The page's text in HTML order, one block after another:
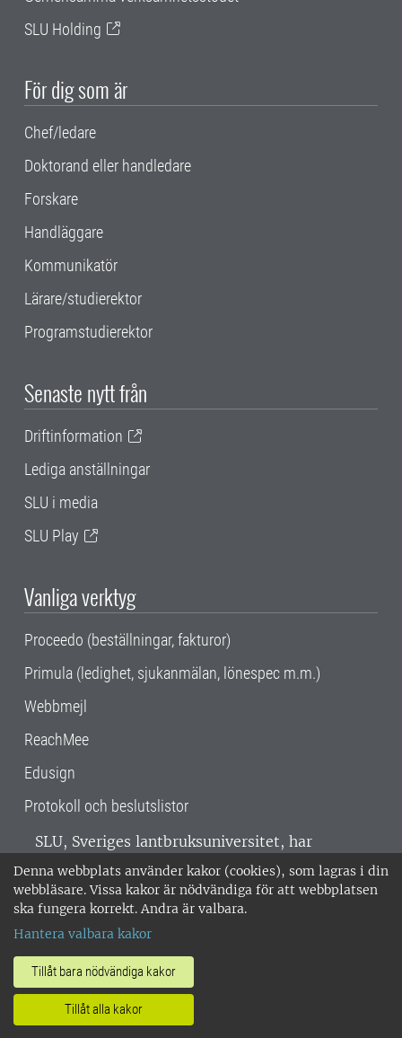
Denna webbplats använder kakor (cookies), som lagras i din
webbläsare. Vissa kakor är nödvändiga för att webbplatsen
ska fungera korrekt. Andra är valbara.
Hantera valbara kakor
Tillåt bara nödvändiga kakor
Tillåt alla kakor
SLU Holding
För dig som är
Chef/ledare
Doktorand eller handledare
Forskare
Handläggare
Kommunikatör
Lärare/studierektor
Programstudierektor
Senaste nytt från
Driftinformation
Lediga anställningar
SLU i media
SLU Play
Vanliga verktyg
Proceedo (beställningar, fakturor)
Primula (ledighet, sjukanmälan, lönespec m.m.)
Webbmejl
ReachMee
Edusign
Protokoll och beslutslistor
SLU, Sveriges lantbruksuniversitet, har
verksamhet över hela Sverige. Huvudorter är
Alnarp, Uppsala och Umeå.SLU är
miljöcertifierat enligt ISO 14001. •
018-67 10 00 • Org nr: 202100-2817 •
Om SLU:s webbplatser
•Hantera kakor•Behandling av
personuppgifter